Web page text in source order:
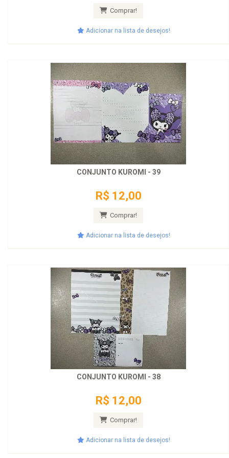
Comprar!
Adicionar na lista de desejos!
CONJUNTO KUROMI - 39
R$ 12,00
Comprar!
Adicionar na lista de desejos!
CONJUNTO KUROMI - 38
R$ 12,00
Comprar!
Adicionar na lista de desejos!